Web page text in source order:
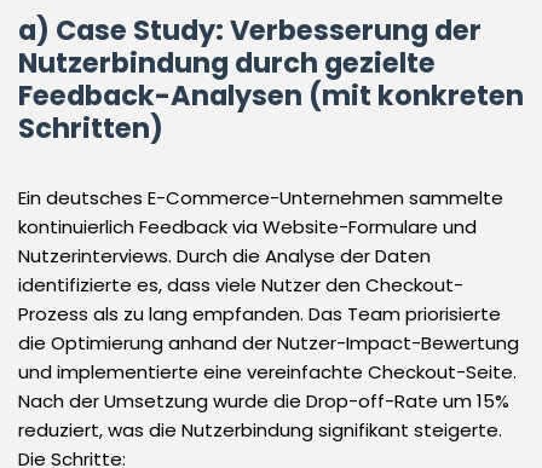
a) Case Study: Verbesserung der
Nutzerbindung durch gezielte
Feedback-Analysen (mit konkreten
Schritten)
Ein deutsches E-Commerce-Unternehmen sammelte
kontinuierlich Feedback via Website-Formulare und
Nutzerinterviews. Durch die Analyse der Daten
identifizierte es, dass viele Nutzer den Checkout-
Prozess als zu lang empfanden. Das Team priorisierte
die Optimierung anhand der Nutzer-Impact-Bewertung
und implementierte eine vereinfachte Checkout-Seite.
Nach der Umsetzung wurde die Drop-off-Rate um 15%
reduziert, was die Nutzerbindung signifikant steigerte.
Die Schritte: